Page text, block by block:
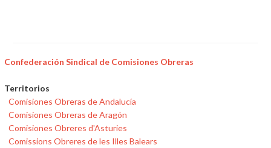
Confederación Sindical de Comisiones Obreras
Territorios
Comisiones Obreras de Andalucía
Comisiones Obreras de Aragón
Comisiones Obreres d'Asturies
Comissions Obreres de les Illes Balears